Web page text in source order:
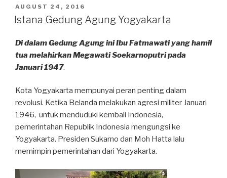
di
Pusat
POSTED
ON
AUGUST 24, 2016
Istana Gedung Agung Yogyakarta
Di dalam Gedung Agung ini Ibu Fatmawati yang hamil
tua melahirkan Megawati Soekarnoputri pada
Januari 1947.
Kota Yogyakarta mempunyai peran penting dalam
revolusi. Ketika Belanda melakukan agresi militer Januari
1946, untuk menduduki kembali Indonesia,
pemerintahan Republik Indonesia mengungsi ke
Yogyakarta. Presiden Sukarno dan Moh Hatta lalu
memimpin pemerintahan dari Yogyakarta.